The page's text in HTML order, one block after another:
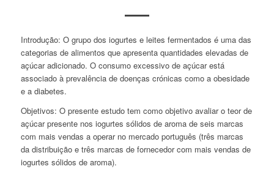
Introdução: O grupo dos iogurtes e leites fermentados é uma das
categorias de alimentos que apresenta quantidades elevadas de
açúcar adicionado. O consumo excessivo de açúcar está
associado à prevalência de doenças crónicas como a obesidade
e a diabetes.
Objetivos: O presente estudo tem como objetivo avaliar o teor de
açúcar presente nos iogurtes sólidos de aroma de seis marcas
com mais vendas a operar no mercado português (três marcas
da distribuição e três marcas de fornecedor com mais vendas de
iogurtes sólidos de aroma).